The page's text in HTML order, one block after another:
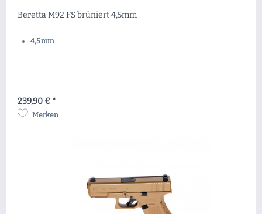
Beretta M92 FS brüniert 4,5mm
4,5 mm
239,90 € *
Merken